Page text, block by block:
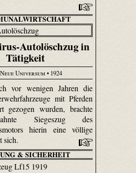
Autolöschzug in
Tätigkeit
Universum• 1924
vor wenigen Jahren die
mit Pferden
gezogen wurden, brachte
Siegeszug des
hierin eine völlige
sich.
& SICHERHEIT